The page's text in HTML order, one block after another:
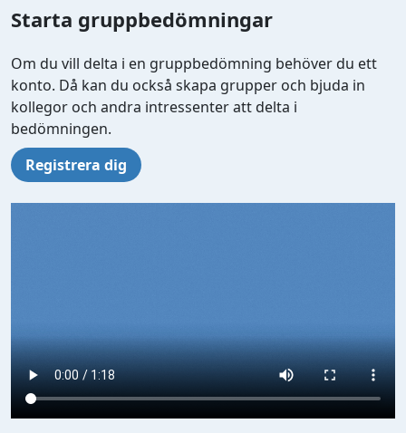
Starta gruppbedömningar
Om du vill delta i en gruppbedömning behöver du ett
konto. Då kan du också skapa grupper och bjuda in
kollegor och andra intressenter att delta i
bedömningen.
Registrera dig